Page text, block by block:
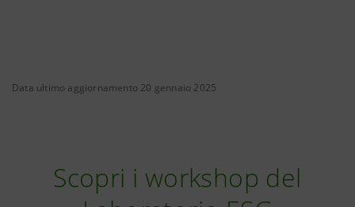
Data ultimo aggiornamento 20 gennaio 2025
Scopri i workshop del